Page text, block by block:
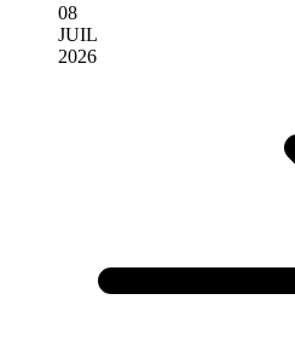
08
JUIL
2026